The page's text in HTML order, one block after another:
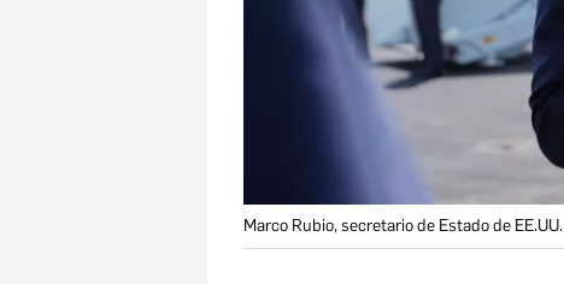
Marco Rubio, secretario de Estado de EE.UU.